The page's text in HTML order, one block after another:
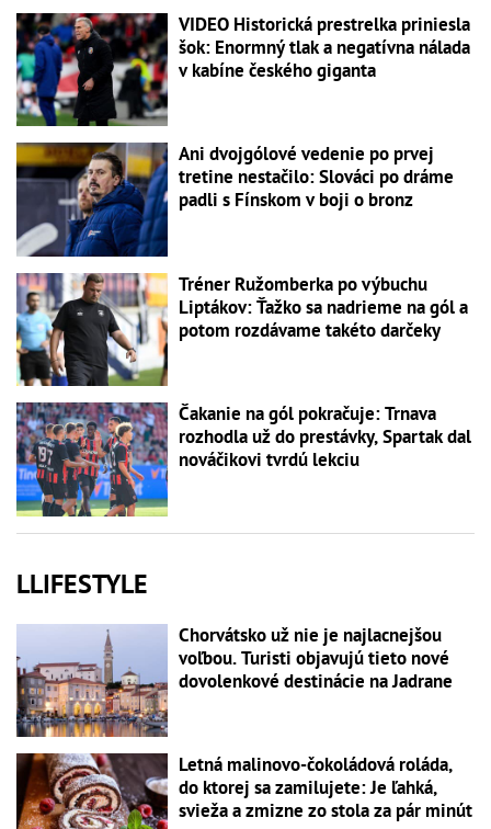
VIDEO Historická prestrelka priniesla
šok: Enormný tlak a negatívna nálada
v kabíne českého giganta
Ani dvojgólové vedenie po prvej
tretine nestačilo: Slováci po dráme
padli s Fínskom v boji o bronz
Tréner Ružomberka po výbuchu
Liptákov: Ťažko sa nadrieme na gól a
potom rozdávame takéto darčeky
Čakanie na gól pokračuje: Trnava
rozhodla už do prestávky, Spartak dal
nováčikovi tvrdú lekciu
LLIFESTYLE
Chorvátsko už nie je najlacnejšou
voľbou. Turisti objavujú tieto nové
dovolenkové destinácie na Jadrane
Letná malinovo-čokoládová roláda,
do ktorej sa zamilujete: Je ľahká,
svieža a zmizne zo stola za pár minút